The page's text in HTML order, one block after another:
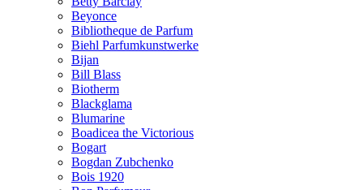
Beyonce
Bibliotheque de Parfum
Biehl Parfumkunstwerke
Bijan
Bill Blass
Biotherm
Blackglama
Blumarine
Boadicea the Victorious
Bogart
Bogdan Zubchenko
Bois 1920